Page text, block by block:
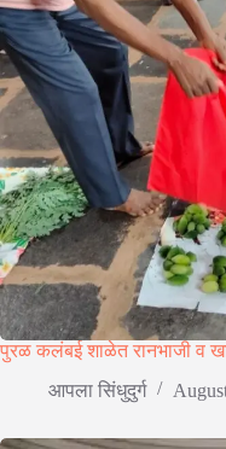
पुरळ कलंबई शाळेत रानभाजी व
आपला सिंधुदुर्ग